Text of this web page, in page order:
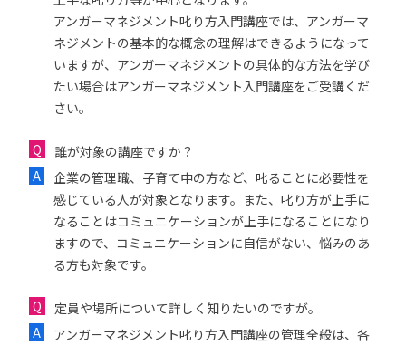
アンガーマネジメント叱り方入門講座では、アンガーマ
ネジメントの基本的な概念の理解はできるようになって
いますが、アンガーマネジメントの具体的な方法を学び
たい場合はアンガーマネジメント入門講座をご受講くだ
さい。
誰が対象の講座ですか？
企業の管理職、子育て中の方など、叱ることに必要性を
感じている人が対象となります。また、叱り方が上手に
なることはコミュニケーションが上手になることになり
ますので、コミュニケーションに自信がない、悩みのあ
る方も対象です。
定員や場所について詳しく知りたいのですが。
アンガーマネジメント叱り方入門講座の管理全般は、各